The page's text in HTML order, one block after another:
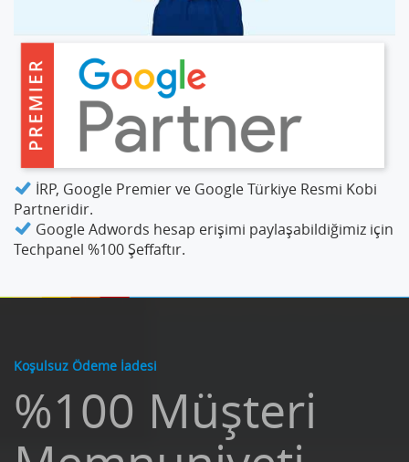
İRP, Google Premier ve Google Türkiye Resmi Kobi
Partneridir.
Google Adwords hesap erişimi paylaşabildiğimiz için
Techpanel %100 Şeffaftır.
Koşulsuz Ödeme İadesi
%100 Müşteri